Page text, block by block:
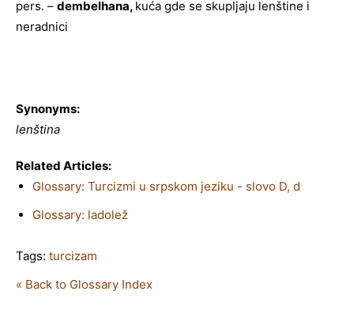
pers. – dembelhana, kuća gde se skupljaju lenštine i
neradnici
Synonyms:
lenština
Related Articles:
Glossary: Turcizmi u srpskom jeziku - slovo D, d
Glossary: ladolež
Tags: turcizam
« Back to Glossary Index